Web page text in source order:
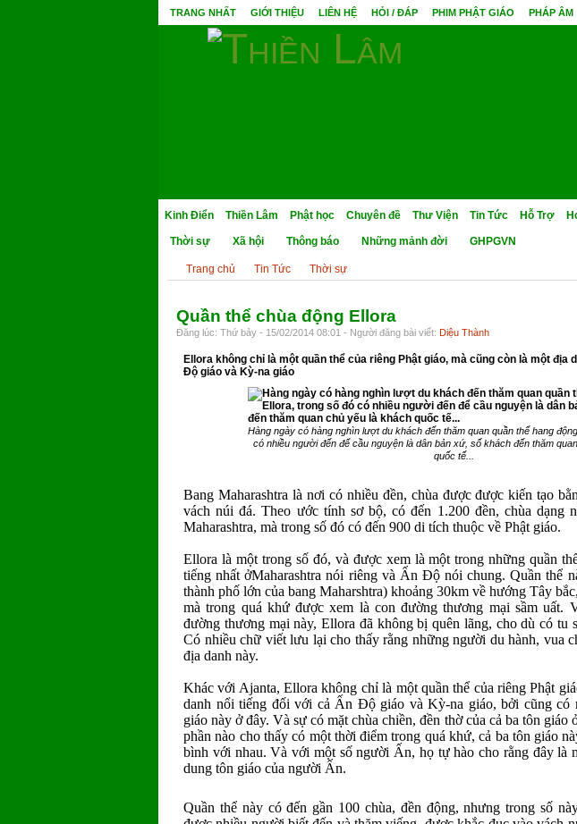
TRANG NHẤT GIỚI THIỆU LIÊN HỆ HỎI / ĐÁP PHIM PHẬT GIÁO PHÁP ÂM
Kinh Điển Thiền Lâm Phật học Chuyên đề Thư Viện Tin Tức
Thời sự Xã hội Thông báo Những mảnh đời GHPGVN
Hỗ Trợ
Trang chủ Tin Tức Thời sự
Quần thể chùa động Ellora
Đăng lúc: Thứ bảy - 15/02/2014 08:01 - Người đăng bài viết: Diệu Thành
Ellora không chỉ là một quần thể của riêng Phật giáo, mà cũng còn là một địa
Độ giáo và Kỳ-na giáo
Hàng ngày có hàng nghìn lượt du khách đến thăm quan quần thể hang
có nhiều người đến để cầu nguyện là dân bản xứ, số khách đến thăm
quốc tế...
Bang Maharashtra là nơi có nhiều đền, chùa được được kiến tạo
vách núi đá. Theo ước tính sơ bộ, có đến 1.200 đền, chùa dạng
Maharashtra, mà trong số đó có đến 900 di tích thuộc về Phật giáo.
Ellora là một trong số đó, và được xem là một trong những quần
tiếng nhất ởMaharashtra nói riêng và Ấn Độ nói chung. Quần thể
thành phố lớn của bang Maharshtra) khoảng 30km về hướng Tây
mà trong quá khứ được xem là con đường thương mại sầm uất.
đường thương mại này, Ellora đã không bị quên lãng, cho dù có tu
Có nhiều chữ viết lưu lại cho thấy rằng những người du hành, vua
địa danh này.
Khác với Ajanta, Ellora không chỉ là một quần thể của riêng Phật
danh nổi tiếng đối với cả Ấn Độ giáo và Kỳ-na giáo, bởi cũng có
giáo này ở đây. Và sự có mặt chùa chiền, đền thờ của cả ba tôn giáo
phần nào cho thấy có một thời điểm trong quá khứ, cả ba tôn giáo
bình với nhau. Và với một số người Ấn, họ tự hào cho rằng đây là
dung tôn giáo của người Ấn.
Quần thể này có đến gần 100 chùa, đền động, nhưng trong số